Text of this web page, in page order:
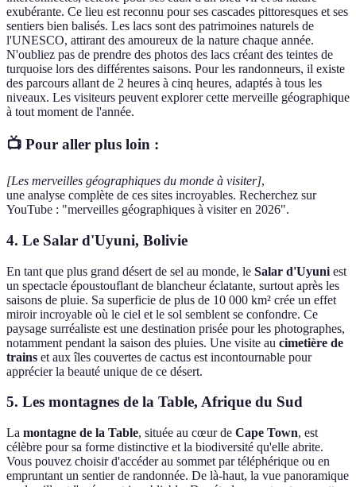
exubérante. Ce lieu est reconnu pour ses cascades pittoresques et ses
sentiers bien balisés. Les lacs sont des patrimoines naturels de
l'UNESCO, attirant des amoureux de la nature chaque année.
N'oubliez pas de prendre des photos des lacs créant des teintes de
turquoise lors des différentes saisons. Pour les randonneurs, il existe
des parcours allant de 2 heures à cinq heures, adaptés à tous les
niveaux. Les visiteurs peuvent explorer cette merveille géographique
à tout moment de l'année.
📺 Pour aller plus loin :
[Les merveilles géographiques du monde à visiter],
une analyse complète de ces sites incroyables. Recherchez sur
YouTube : "merveilles géographiques à visiter en 2026".
4. Le Salar d'Uyuni, Bolivie
En tant que plus grand désert de sel au monde, le Salar d'Uyuni est
un spectacle époustouflant de blancheur éclatante, surtout après les
saisons de pluie. Sa superficie de plus de 10 000 km² crée un effet
miroir incroyable où le ciel et le sol semblent se confondre. Ce
paysage surréaliste est une destination prisée pour les photographes,
notamment pendant la saison des pluies. Une visite au cimetière de
trains et aux îles couvertes de cactus est incontournable pour
apprécier la beauté unique de ce désert.
5. Les montagnes de la Table, Afrique du Sud
La montagne de la Table, située au cœur de Cape Town, est
célèbre pour sa forme distinctive et la biodiversité qu'elle abrite.
Vous pouvez choisir d'accéder au sommet par téléphérique ou en
empruntant un sentier de randonnée. De là-haut, la vue panoramique